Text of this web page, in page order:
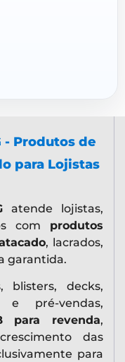
- Produtos de
para Lojistas
atende lojistas,
com produtos
, lacrados,
garantida.
blisters, decks,
e pré-vendas,
para revenda,
das
para